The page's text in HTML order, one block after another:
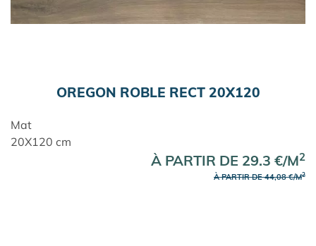
OREGON ROBLE RECT 20X120
Mat
20X120 cm
À PARTIR DE 29.3 €/M2
À PARTIR DE 44,08 €/M2